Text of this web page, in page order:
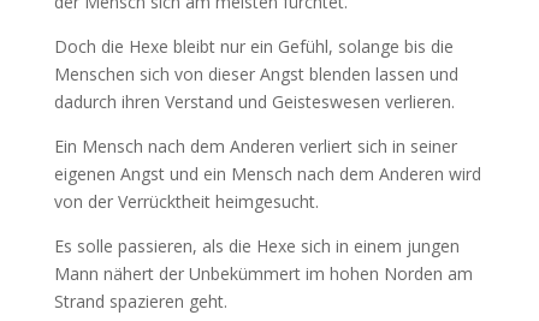
Doch die Hexe bleibt nur ein Gefühl, solange bis die
Menschen sich von dieser Angst blenden lassen und
dadurch ihren Verstand und Geisteswesen verlieren.
Ein Mensch nach dem Anderen verliert sich in seiner
eigenen Angst und ein Mensch nach dem Anderen wird
von der Verrücktheit heimgesucht.
Es solle passieren, als die Hexe sich in einem jungen
Mann nähert der Unbekümmert im hohen Norden am
Strand spazieren geht.